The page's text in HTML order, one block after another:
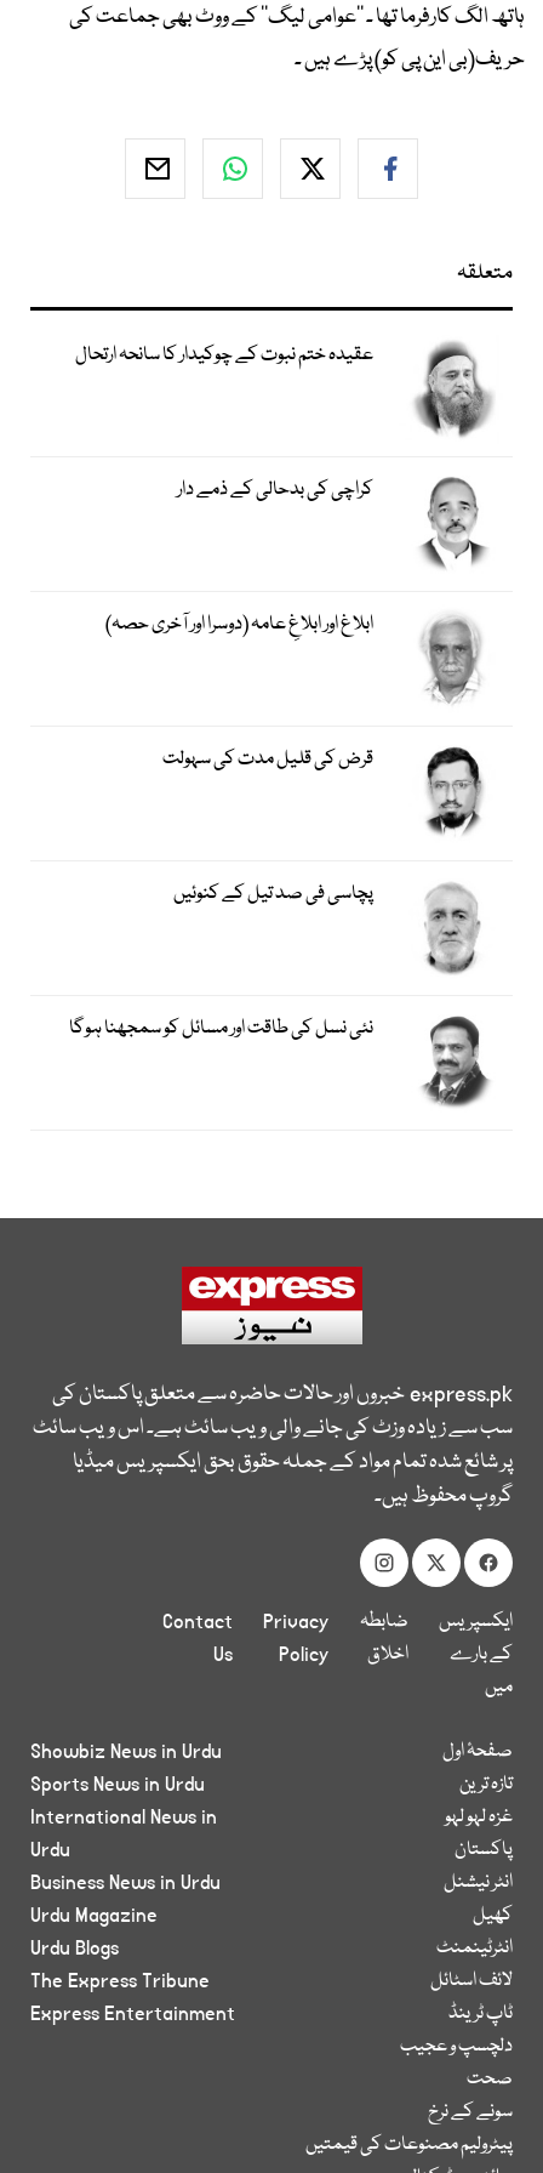
ہاتھ الگ کارفرما تھا ۔ ’’عوامی لیگ‘‘ کے ووٹ بھی جماعت کی
حریف(بی این پی کو) پڑے ہیں ۔
متعلقہ
عقیدہ ختم نبوت کے چوکیدار کا سانحہ ارتحال
کراچی کی بدحالی کے ذمے دار
ابلاغ اور ابلاغِ عامہ (دوسرا اور آخری حصہ)
قرض کی قلیل مدت کی سہولت
پچاسی فی صد تیل کے کنوئیں
نئی نسل کی طاقت اور مسائل کو سمجھنا ہوگا
express.pkخبروں اور حالات حاضرہ سے متعلق پاکستان کی
سب سے زیادہ وزٹ کی جانے والی ویب سائٹ ہے۔ اس ویب سائٹ
پر شائع شدہ تمام مواد کے جملہ حقوق بحق ایکسپریس میڈیا
گروپ محفوظ ہیں۔
ایکسپریس
کے بارے
میں
ضابطہ
اخلاق
Privacy
Policy
Contact
Us
صفحۂ اول
تازہ ترین
غزہ لہو لہو
پاکستان
انٹر نیشنل
کھیل
انٹرٹینمنٹ
لائف اسٹائل
ٹاپ ٹرینڈ
دلچسپ و عجیب
صحت
سونے کے نرخ
پیٹرولیم مصنوعات کی قیمتیں
Showbiz News in Urdu
Sports News in Urdu
International News in
Urdu
Business News in Urdu
Urdu Magazine
Urdu Blogs
The Express Tribune
Express Entertainment